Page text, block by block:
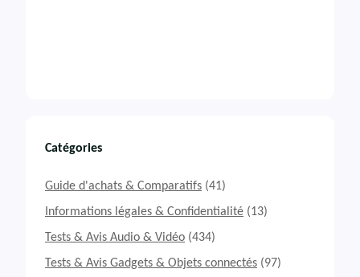
Catégories
Guide d'achats & Comparatifs (41)
Informations légales & Confidentialité (13)
Tests & Avis Audio & Vidéo (434)
Tests & Avis Gadgets & Objets connectés (97)